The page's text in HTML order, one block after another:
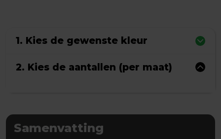
1. Kies de gewenste kleur
2. Kies de aantallen (per maat)
Samenvatting